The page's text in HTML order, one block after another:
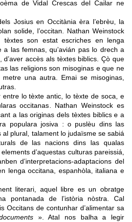
de Vidal Crescas del Cailar ne
Josius en Occitània èra l’ebrèu, la
solide, l’occitan. Nathan Weinstock
tèxtes son estat escriches en lenga
a las femnas, qu’avián pas lo drech a
d’aver accès als tèxtes biblics. Çò que
las religions son misoginas e que ne
una autra. Emai se misoginas,
entre lo tèxte antic, lo tèxte de soca, e
occitanas. Nathan Weinstock es
a las originas dels tèxtes biblics e a
populara josiva : o puslèu dins las
al plural, talament lo judaïsme se sabiá
de las nacions dins las qualas
d’aquestas culturas pareissiá,
d’interpretacions-adaptacions del
lenga occitana, espanhòla, italiana e
literari, aquel libre es un obratge
pontanada de l’istòria nòstra. Cal
Occitans de contunhar d’alimentar sa
». Atal nos balha a legir